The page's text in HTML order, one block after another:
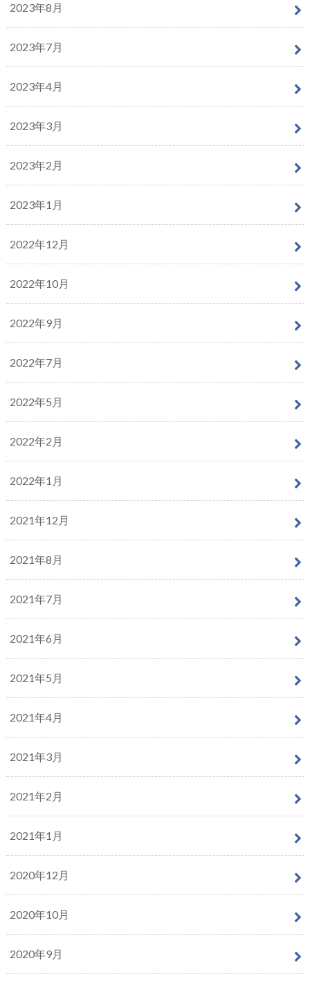
2023年8月
2023年7月
2023年4月
2023年3月
2023年2月
2023年1月
2022年12月
2022年10月
2022年9月
2022年7月
2022年5月
2022年2月
2022年1月
2021年12月
2021年8月
2021年7月
2021年6月
2021年5月
2021年4月
2021年3月
2021年2月
2021年1月
2020年12月
2020年10月
2020年9月